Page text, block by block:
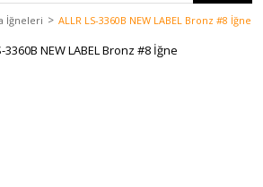
İğneleri ALLR LS-3360B NEW LABEL Bronz #8 İğne